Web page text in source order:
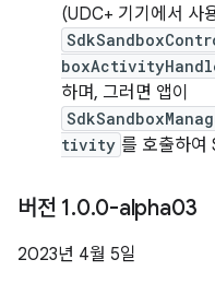
(UDC+ 기기에서 사
하며, 그러면 앱이
tivity 를 호출하여
버전 1.0.0-alpha03
2023년 4월 5일